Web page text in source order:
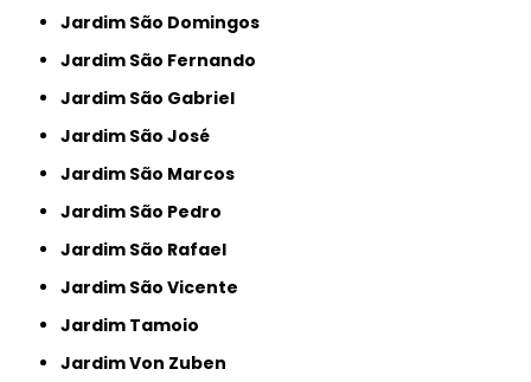
Jardim São Domingos
Jardim São Fernando
Jardim São Gabriel
Jardim São José
Jardim São Marcos
Jardim São Pedro
Jardim São Rafael
Jardim São Vicente
Jardim Tamoio
Jardim Von Zuben